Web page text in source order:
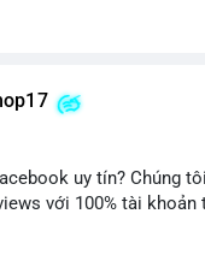
để nhận ưu đãi tốt
215-8938
tài khoản WeChat
uy tín? Chúng
với 100% tài khoản